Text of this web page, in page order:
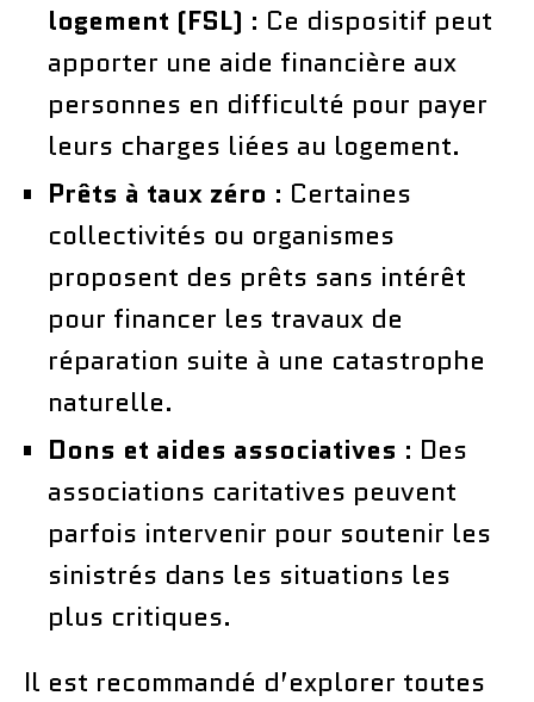
logement (FSL) : Ce dispositif peut
apporter une aide financière aux
personnes en difficulté pour payer
leurs charges liées au logement.
Prêts à taux zéro : Certaines
collectivités ou organismes
proposent des prêts sans intérêt
pour financer les travaux de
réparation suite à une catastrophe
naturelle.
Dons et aides associatives : Des
associations caritatives peuvent
parfois intervenir pour soutenir les
sinistrés dans les situations les
plus critiques.
Il est recommandé d’explorer toutes